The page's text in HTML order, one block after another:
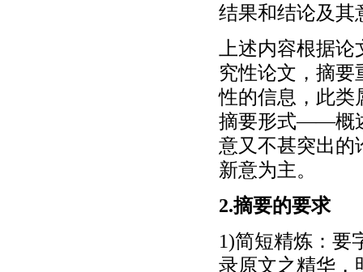
结果和结论及其
上述内容根据
究性论文，摘
性的信息，此类
摘要形式——概
意又不甚突出的
新意为主。
2.摘要的要求
1)简短精炼：要
录原文之精华，